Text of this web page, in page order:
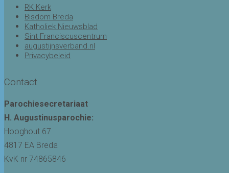
RK Kerk
Bisdom Breda
Katholiek Nieuwsblad
Sint Franciscuscentrum
augustijnsverband.nl
Privacybeleid
Contact
Parochiesecretariaat
H. Augustinusparochie:
Hooghout 67
4817 EA Breda
KvK nr 74865846